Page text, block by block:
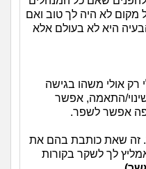
מקום לא היה לך טוב ואם
היא לא בעולם אלא
רק אולי משהו בגישה
שינוי/התאמה, אפשר
אפשר לשפר.
זה שאת כותבת בהם את
לך לשקר בקורות